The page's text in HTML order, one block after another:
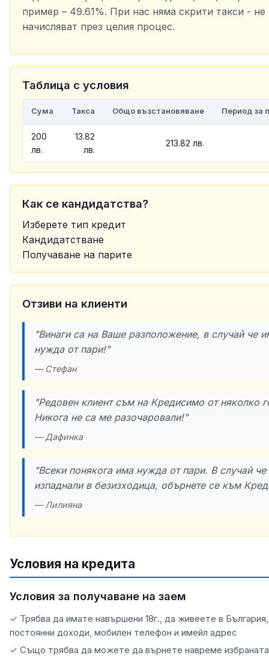
пример – 49.61%. При нас няма скрити такси - не
начисляват през целия процес.
Таблица с условия
Сума Такса Общо възстановяване Период за
200
лв.
13.82
лв.
213.82 лв.
Как се кандидатства?
Изберете тип кредит
Кандидатстване
Получаване на парите
Отзиви на клиенти
"Винаги са на Ваше разположение, в случай че
нужда от пари!"
— Стефан
"Редовен клиент съм на Кредисимо от няколко
Никога не са ме разочаровали!"
— Дафинка
"Всеки понякога има нужда от пари. В случай че
изпаднали в безизходица, обърнете се към
— Лилияна
Условия на кредита
Условия за получаване на заем
✓ Трябва да имате навършени 18г., да живеете в
постоянни доходи, мобилен телефон и имейл адрес
✓ Също трябва да можете да върнете навреме